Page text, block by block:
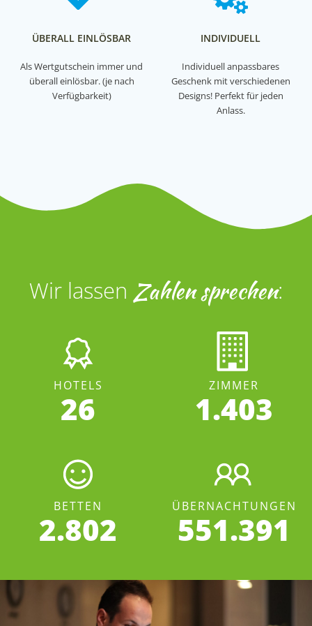
ÜBERALL EINLÖSBAR
Als Wertgutschein immer und
überall einlösbar. (je nach
Verfügbarkeit)
INDIVIDUELL
Individuell anpassbares
Geschenk mit verschiedenen
Designs! Perfekt für jeden
Anlass.
Wir lassen Zahlen sprechen:
HOTELS
26
ZIMMER
1.403
BETTEN
2.802
ÜBERNACHTUNGEN
551.391